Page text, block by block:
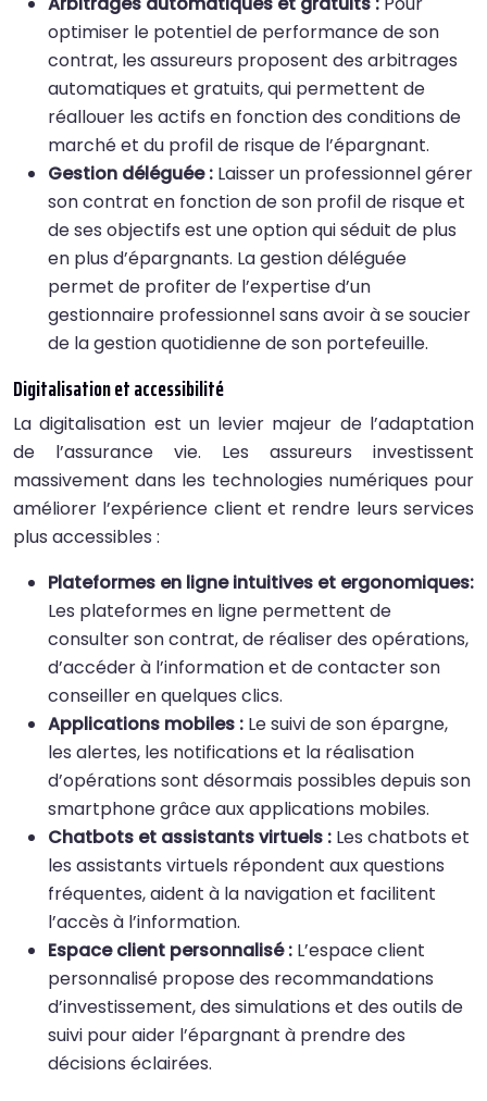
optimiser le potentiel de performance de son
contrat, les assureurs proposent des arbitrages
automatiques et gratuits, qui permettent de
réallouer les actifs en fonction des conditions de
marché et du profil de risque de l’épargnant.
Gestion déléguée : Laisser un professionnel gérer
son contrat en fonction de son profil de risque et
de ses objectifs est une option qui séduit de plus
en plus d’épargnants. La gestion déléguée
permet de profiter de l’expertise d’un
gestionnaire professionnel sans avoir à se soucier
de la gestion quotidienne de son portefeuille.
Digitalisation et accessibilité
La digitalisation est un levier majeur de l’adaptation
de l’assurance vie. Les assureurs investissent
massivement dans les technologies numériques pour
améliorer l’expérience client et rendre leurs services
plus accessibles :
Plateformes en ligne intuitives et ergonomiques:
Les plateformes en ligne permettent de
consulter son contrat, de réaliser des opérations,
d’accéder à l’information et de contacter son
conseiller en quelques clics.
Applications mobiles : Le suivi de son épargne,
les alertes, les notifications et la réalisation
d’opérations sont désormais possibles depuis son
smartphone grâce aux applications mobiles.
Chatbots et assistants virtuels : Les chatbots et
les assistants virtuels répondent aux questions
fréquentes, aident à la navigation et facilitent
l’accès à l’information.
Espace client personnalisé : L’espace client
personnalisé propose des recommandations
d’investissement, des simulations et des outils de
suivi pour aider l’épargnant à prendre des
décisions éclairées.